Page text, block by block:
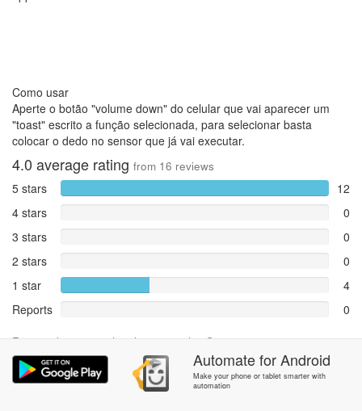
Como usar
Aperte o botão "volume down" do celular que vai aparecer um
"toast" escrito a função selecionada, para selecionar basta
colocar o dedo no sensor que já vai executar.
4.0 average rating from 16 reviews
5 stars
12
4 stars
0
3 stars
0
2 stars
0
1 star
4
Reports
0
Rate and review within the app in theCommunitysection.
AutomateforAndroid
Make your phone or tablet smarter with
automation